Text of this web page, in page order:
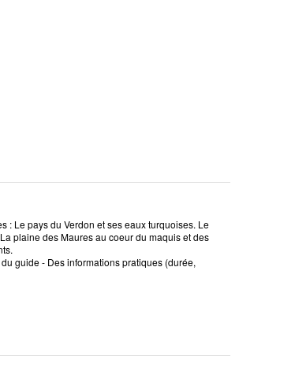
: Le pays du Verdon et ses eaux turquoises. Le
plaine des Maures au coeur du maquis et des
guide - Des informations pratiques (durée,